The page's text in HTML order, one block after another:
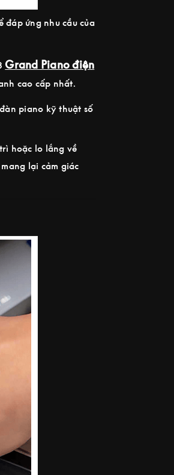
đáp ứng nhu cầu của
Grand Piano điện
cao cấp nhất.
piano kỹ thuật số
hoặc lo lắng về
lại cảm giác